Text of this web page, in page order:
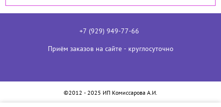
+7 (929) 949-77-66
Приём заказов на сайте - круглосуточно
©2012 - 2025 ИП Комиссарова А.И.